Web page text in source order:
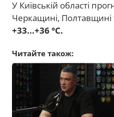
У Київській області
Черкащині, Полтавщині
+33...+36 °C.
Читайте також: